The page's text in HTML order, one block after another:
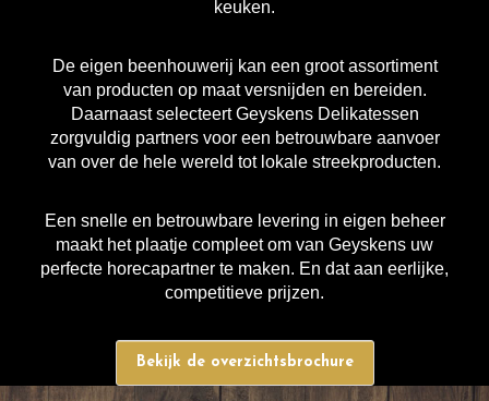
keuken.
De eigen beenhouwerij kan een groot assortiment
van producten op maat versnijden en bereiden.
Daarnaast selecteert Geyskens Delikatessen
zorgvuldig partners voor een betrouwbare aanvoer
van over de hele wereld tot lokale streekproducten.
Een snelle en betrouwbare levering in eigen beheer
maakt het plaatje compleet om van Geyskens uw
perfecte horecapartner te maken. En dat aan eerlijke,
competitieve prijzen.
Bekijk de overzichtsbrochure